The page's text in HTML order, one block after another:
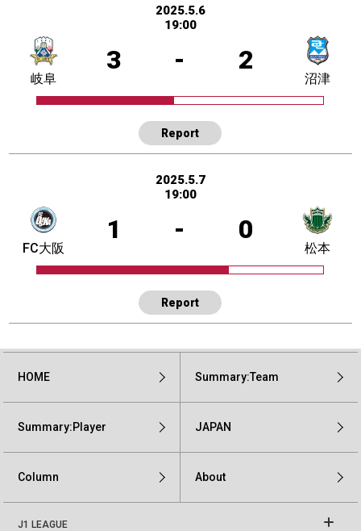
2025.5.6
19:00
3 - 2
岐阜 沼津
Report
2025.5.7
19:00
1 - 0
FC大阪 松本
Report
HOME Summary:Team
Summary:Player JAPAN
Column About
J1 LEAGUE